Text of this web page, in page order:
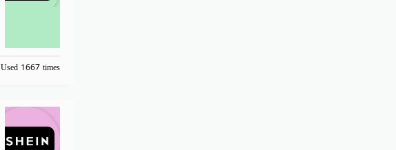
Used 1667 times